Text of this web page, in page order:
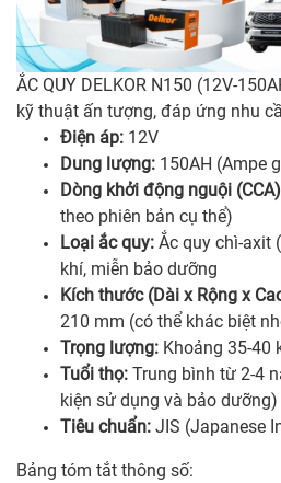
ẮC QUY DELKOR N150 (12V-
kỹ thuật ấn tượng, đáp ứng nhu
Điện áp: 12V
Dung lượng: 150AH (Ampe
Dòng khởi động nguội
theo phiên bản cụ thể)
Loại ắc quy: Ắc quy chì-axit
khí, miễn bảo dưỡng
Kích thước (Dài x Rộng x
210 mm (có thể khác biệt
Trọng lượng: Khoảng 35-40
Tuổi thọ: Trung bình từ 2-4
kiện sử dụng và bảo dưỡng)
Tiêu chuẩn: JIS (Japanese
Bảng tóm tắt thông số: